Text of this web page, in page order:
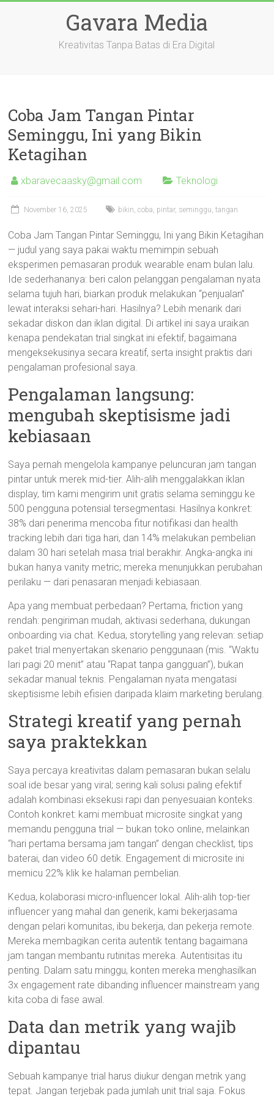
Gavara Media
Kreativitas Tanpa Batas di Era Digital
Coba Jam Tangan Pintar
Seminggu, Ini yang Bikin
Ketagihan
xbaravecaasky@gmail.com Teknologi
November 16, 2025 bikin,coba, pintar, seminggu,tangan
Coba Jam Tangan Pintar Seminggu, Ini yang Bikin Ketagihan
— judul yang saya pakai waktu memimpin sebuah
eksperimen pemasaran produk wearable enam bulan lalu.
Ide sederhananya: beri calon pelanggan pengalaman nyata
selama tujuh hari, biarkan produk melakukan “penjualan”
lewat interaksi sehari-hari. Hasilnya? Lebih menarik dari
sekadar diskon dan iklan digital. Di artikel ini saya uraikan
kenapa pendekatan trial singkat ini efektif, bagaimana
mengeksekusinya secara kreatif, serta insight praktis dari
pengalaman profesional saya.
Pengalaman langsung:
mengubah skeptisisme jadi
kebiasaan
Saya pernah mengelola kampanye peluncuran jam tangan
pintar untuk merek mid-tier. Alih-alih menggalakkan iklan
display, tim kami mengirim unit gratis selama seminggu ke
500 pengguna potensial tersegmentasi. Hasilnya konkret:
38% dari penerima mencoba fitur notifikasi dan health
tracking lebih dari tiga hari, dan 14% melakukan pembelian
dalam 30 hari setelah masa trial berakhir. Angka-angka ini
bukan hanya vanity metric; mereka menunjukkan perubahan
perilaku — dari penasaran menjadi kebiasaan.
Apa yang membuat perbedaan? Pertama, friction yang
rendah: pengiriman mudah, aktivasi sederhana, dukungan
onboarding via chat. Kedua, storytelling yang relevan: setiap
paket trial menyertakan skenario penggunaan (mis. “Waktu
lari pagi 20 menit” atau “Rapat tanpa gangguan”), bukan
sekadar manual teknis. Pengalaman nyata mengatasi
skeptisisme lebih efisien daripada klaim marketing berulang.
Strategi kreatif yang pernah
saya praktekkan
Saya percaya kreativitas dalam pemasaran bukan selalu
soal ide besar yang viral; sering kali solusi paling efektif
adalah kombinasi eksekusi rapi dan penyesuaian konteks.
Contoh konkret: kami membuat microsite singkat yang
memandu pengguna trial — bukan toko online, melainkan
“hari pertama bersama jam tangan” dengan checklist, tips
baterai, dan video 60 detik. Engagement di microsite ini
memicu 22% klik ke halaman pembelian.
Kedua, kolaborasi micro-influencer lokal. Alih-alih top-tier
influencer yang mahal dan generik, kami bekerjasama
dengan pelari komunitas, ibu bekerja, dan pekerja remote.
Mereka membagikan cerita autentik tentang bagaimana
jam tangan membantu rutinitas mereka. Autentisitas itu
penting. Dalam satu minggu, konten mereka menghasilkan
3x engagement rate dibanding influencer mainstream yang
kita coba di fase awal.
Data dan metrik yang wajib
dipantau
Sebuah kampanye trial harus diukur dengan metrik yang
tepat. Jangan terjebak pada jumlah unit trial saja. Fokus